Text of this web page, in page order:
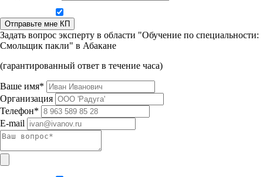
Отправьте мне КП
Задать вопрос эксперту в области "Обучение по специальности:
Смольщик пакли" в Абакане
(гарантированный ответ в течение часа)
Ваше имя*
Организация
Телефон*
E-mail